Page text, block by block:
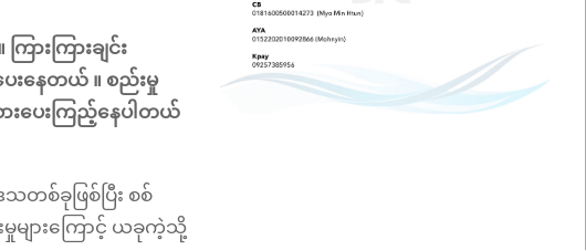
းကြားချင်း
းနေတယ် ။ စည်းမှု
းပေးကြည့်နေပါတယ်
စ်ခုဖြစ်ပြီး စစ်
များကြောင့် ယခုကဲ့သို့